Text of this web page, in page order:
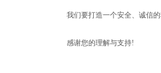
我们要打造一个安全、诚信
感谢您的理解与支持!